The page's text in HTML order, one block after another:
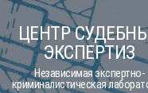
Skip
to
content
ЦЕНТР
ЭКСПЕРТИЗ
Независимая экспертно-
криминалистическая